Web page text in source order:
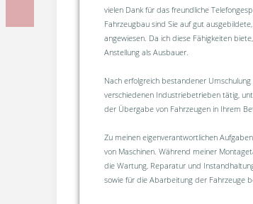
vielen Dank für das freundliche
Fahrzeugbau sind Sie auf gut
angewiesen. Da ich diese Fähigkeiten
Anstellung als Ausbauer.
Nach erfolgreich bestandener
verschiedenen Industriebetrieben tätig,
der Übergabe von Fahrzeugen in Ihrem
Zu meinen eigenverantwortlichen
von Maschinen. Während meiner
die Wartung, Reparatur und
sowie für die Abarbeitung der Fahrzeuge